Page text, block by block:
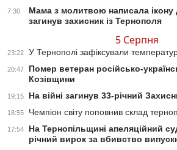
7:30
Мама з молитвою написала ікону
загинув захисник із Тернополя
5 Серпня
23:22 У Тернополі зафіксували
20:47
Помер ветеран російсько-
Козівщини
19:15 На війні загинув 33-річний
18:55 Чемпіон світу поповнив склад
17:54
На Тернопільщині апеляційний
річний вирок за вбивство